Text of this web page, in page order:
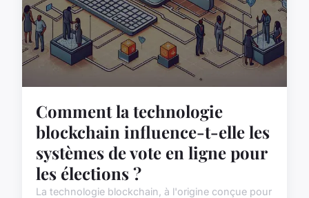
Comment la technologie
blockchain influence-t-elle les
systèmes de vote en ligne pour
les élections ?
La technologie blockchain, à l'origine conçue pour